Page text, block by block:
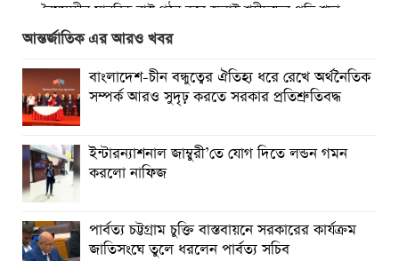
বৈষম্যহীন মানবিক রাষ্ট্র গঠন করে জুলাই শহীদদের প্রতি শ্রদ্ধা
জানাতে হবে : জননেতা সাইফুল হক
তিন দিন পর ব্রহ্মপুত্র নদে নিখোঁজ সাইফুলের মরদেহ গফরগাঁও
থেকে উদ্ধার
ব্রহ্মপুত্র নদে নিখোঁজ কৃষকের সন্ধান মেলেনি
রাঙ্গুনিয়ায় জুলাই গণঅভ্যুত্থান দিবস পালিত
পার্বতীপুরে জুলাই গণঅভ্যুত্থান দিবস পালন
আত্রাইয়ে যথাযোগ্য মর্যাদায় ‘জুলাই গণঅভ্যুত্থান দিবস’ পালিত
আন্তর্জাতিক এর আরও খবর
বাংলাদেশ-চীন বন্ধুত্বের ঐতিহ্য ধরে রেখে অর্থনৈতিক
সম্পর্ক আরও সুদৃঢ় করতে সরকার প্রতিশ্রুতিবদ্ধ
ইন্টারন্যাশনাল জাম্বুরী’তে যোগ দিতে লন্ডন গমন
করলো নাফিজ
পার্বত্য চট্টগ্রাম চুক্তি বাস্তবায়নে সরকারের কার্যক্রম
জাতিসংঘে তুলে ধরলেন পার্বত্য সচিব